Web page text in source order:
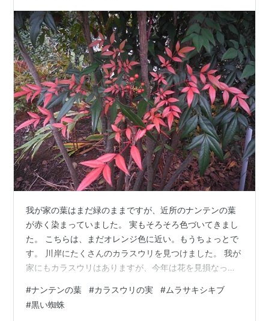
我が家の葉はまだ緑のままですが、近所のナンテンの葉
が赤く染まっていました。 実もそろそろ色づいてきまし
た。 こちらは、まだオレンジ色に近い。もうちょっとで
す。 川岸にたくさんのカラスウリを見つけました。 我が
家にもカラスウリはありますが、今年は花を見損なって
木林のムラサキシキブの小さな実。 色鮮やかとは言えな
いし、実自体が小さいので意外と目だないです。 道路に
#ナンテンの葉 #カラスウリの実 #ムラサキシキブ
#黒い蜘蛛